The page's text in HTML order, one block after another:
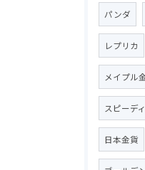
パンダ
レプリカ
メイプル
スピーディ
日本金貨